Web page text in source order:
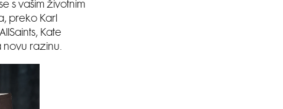
s vašim životnim
preko Karl
Kate
novu razinu.